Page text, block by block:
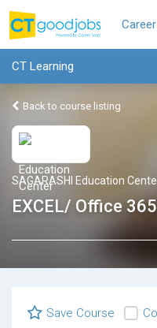
CT Learning
Back to course listing
SAGARASHI Education
EXCEL/ Office
Save Course